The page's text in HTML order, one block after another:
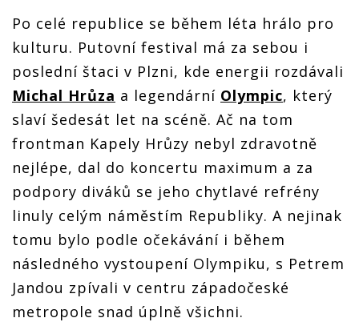
Po celé republice se během léta hrálo pro
kulturu. Putovní festival má za sebou i
poslední štaci v Plzni, kde energii rozdávali
Michal Hrůza a legendární Olympic, který
slaví šedesát let na scéně. Ač na tom
frontman Kapely Hrůzy nebyl zdravotně
nejlépe, dal do koncertu maximum a za
podpory diváků se jeho chytlavé refrény
linuly celým náměstím Republiky. A nejinak
tomu bylo podle očekávání i během
následného vystoupení Olympiku, s Petrem
Jandou zpívali v centru západočeské
metropole snad úplně všichni.